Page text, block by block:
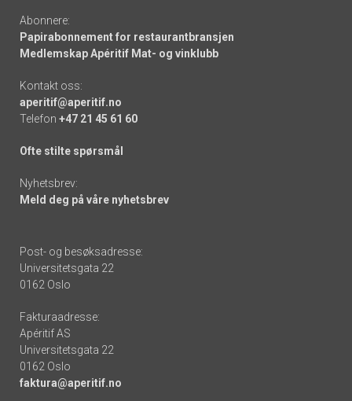
Abonnere:
Papirabonnement for restaurantbransjen
Medlemskap Apéritif Mat- og vinklubb
Kontakt oss:
aperitif@aperitif.no
Telefon +47 21 45 61 60
Ofte stilte spørsmål
Nyhetsbrev:
Meld deg på våre nyhetsbrev
Post- og besøksadresse:
Universitetsgata 22
0162 Oslo
Fakturaadresse:
Apéritif AS
Universitetsgata 22
0162 Oslo
faktura@aperitif.no